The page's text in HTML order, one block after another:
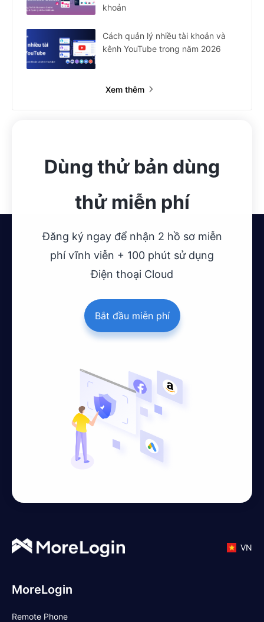
khoản
Cách quản lý nhiều tài khoản và
kênh YouTube trong năm 2026
Xem thêm
Dùng thử bản dùng
thử miễn phí
Đăng ký ngay để nhận 2 hồ sơ miễn
phí vĩnh viễn + 100 phút sử dụng
Điện thoại Cloud
Bắt đầu miễn phí
VN
MoreLogin
Remote Phone